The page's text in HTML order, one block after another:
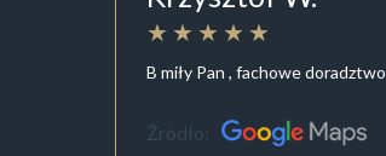
B miły Pan , fachowe doradztwo
Źródło: